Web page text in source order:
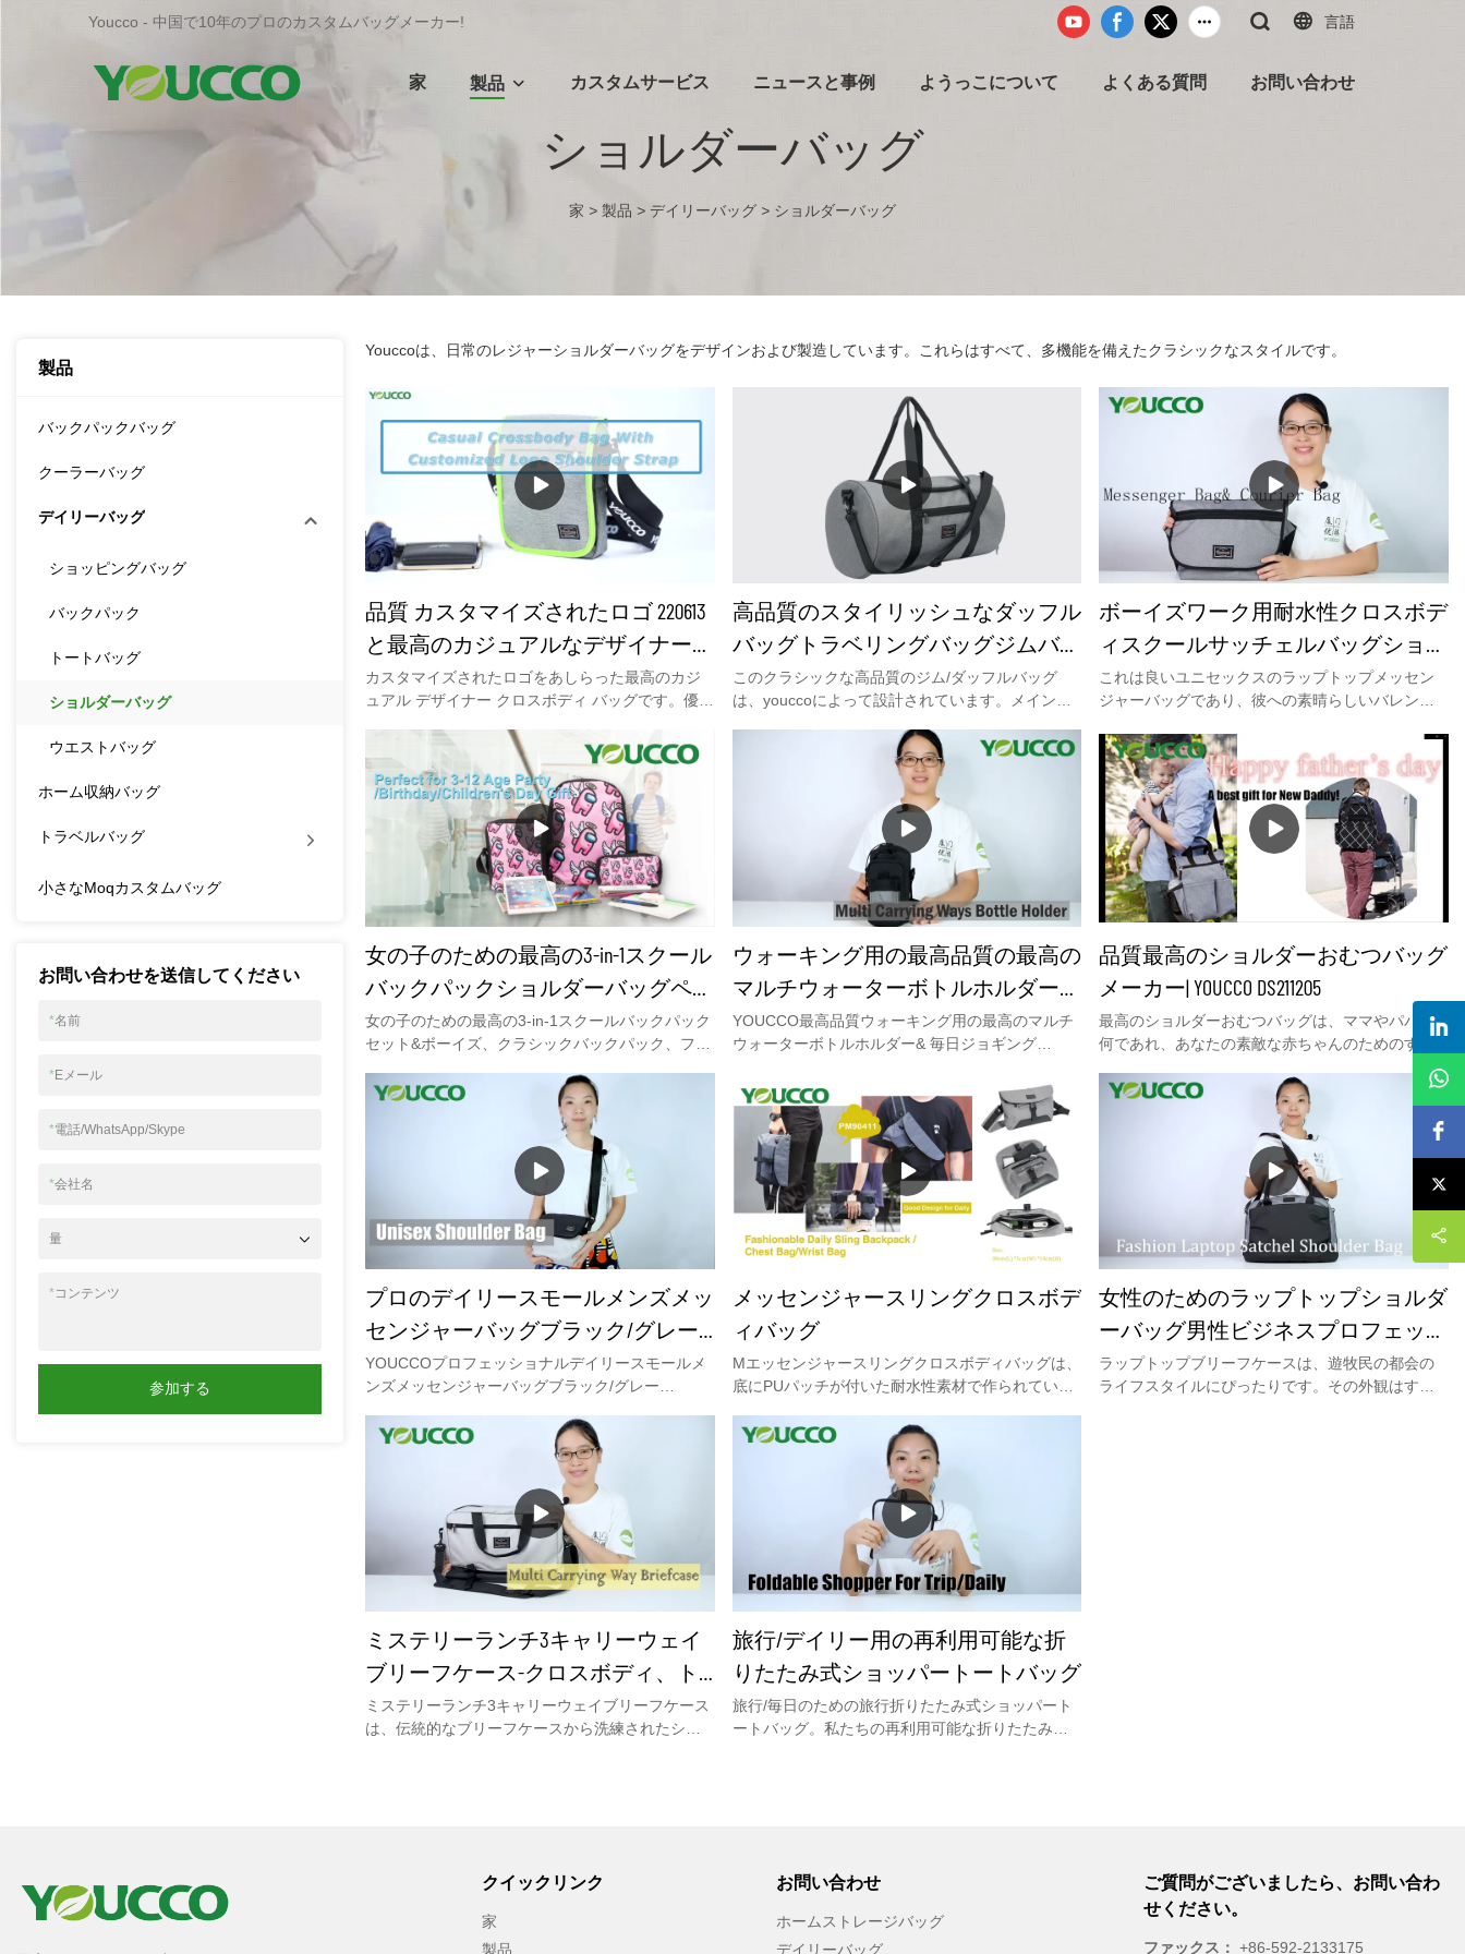
Youcco - 中国で10年のプロのカスタムバッグメーカー! 言語
家 製品 カスタムサービス ニュースと事例 ようっこについて よくある質問 お問い合わせ
ショルダーバッグ
家 > 製品 > デイリーバッグ > ショルダーバッグ
製品
バックパックバッグ
クーラーバッグ
デイリーバッグ
ショッピングバッグ
バックパック
トートバッグ
ショルダーバッグ
ウエストバッグ
ホーム収納バッグ
トラベルバッグ
小さなMoqカスタムバッグ
お問い合わせを送信してください
*名前
*Eメール
*電話/WhatsApp/Skype
*会社名
量
*コンテンツ
参加する
Youccoは、日常のレジャーショルダーバッグをデザインおよび製造しています。これらはすべて、多機能を備えたクラシックなスタイルです。
品質 カスタマイズされたロゴ 220613
と最高のカジュアルなデザイナー
クロス ボディ バッグ メーカー |
SiteLokiゆうこ
カスタマイズされたロゴをあしらった最高のカジ
ュアル デザイナー クロスボディ バッグです。優れ
で、手を解放し、胸を横切って持ち運ぶことがで
きます。調節しやすい固定ストラップのデザイン
と、YOUCCOのロゴプリントが相まって、毎日の
持ち運びに最適です。装備品の整理に役立つメイ
ンポケットとアクセサリーポケット。
高品質のスタイリッシュなダッフル
バッグトラベリングバッグジムバッ
グ靴コンパートメント卸売-Youcco
このクラシックな高品質のジム/ダッフルバッグ
は、youccoによって設計されています。メインコ
は靴用です。トートとクロスボディの肩のための2
つの持ち運び方法。毎日のジムや2〜3日の旅行に
最適です。このバッグに興味がある場合は、plsは
メールでお気軽にお問い合わせください：
bella@youcco.com またはオンラインでお問い合わ
ボーイズワーク用耐水性クロスボデ
ィスクールサッチェルバッグショル
ダーストラップ付きオフィスバッグ
PMT90901
これは良いユニセックスのラップトップメッセン
ジャーバッグであり、彼への素晴らしいバレンタ
ト、パパ、兄弟、息子、孫へのギフトでもありま
す。仕事、大学、新学期、旅行、オフィス、ビジ
ネスなどに最適です。学校のメッセンジャーバッ
グ、ビジネスラップトップバッグ、トラベルブリ
ーフケースバッグ、プロのラップトップケースな
どとして使用できます。Youccoにはまだ他のバッ
グがあります& バックパック。詳細については、
当社のWebサイトwww.youcco.comにアクセスして
女の子のための最高の3-in-1スクール
バックパックショルダーバッグペン
ケースセット&男の子
女の子のための最高の3-in-1スクールバックパック
セット&ボーイズ、クラシックバックパック、ファ
ィバッグを含む3 in 1セットのスクールバッグ。バ
ックパックセットの3-in-1キッズスクールバッグ
は、耐久性と軽量のポリエステル素材でできてお
り、学校の毎日のバックパック、学校として最適
です。屋外トラベルバッグ。女の子または男の子
のランドセル、キッズバックパック、ラップトッ
プバックパック、カジュアルトラベルデイパック
として使用できます。 Youccoにはまだ他のキッズ
スクールバックパックがあります&3in1セットラン
ドセル。詳細については、当社のWebサイト
www.youcco.comにアクセスしてください。
ウォーキング用の最高品質の最高の
マルチウォーターボトルホルダー&
毎日ジョギングPM90404ファクトリー
YOUCCO最高品質ウォーキング用の最高のマルチ
ウォーターボトルホルダー& 毎日ジョギング
トルホルダーはウォーキング用です& ジョギン
グ、このウォーターボトルボトルホルダーは実用
的でクラシックなデザインです。誰にとっても最
高のマルチキャリーウェイウォーターボトラーホ
ルダーで、軽量で調節可能なショルダーストラッ
プ、1つのジッパーポケット、ベルクロ留めの便利
な小さなポーチです。 Youccoにはまだ他のウォー
ターボトルホルダーがあります& キャリア。詳細
ください。
品質最高のショルダーおむつバッグ
メーカー| YOUCCO DS211205
最高のショルダーおむつバッグは、ママやパパが
何であれ、あなたの素敵な赤ちゃんのためのすべ
ての必需品を運ぶためにあなたが常に素晴らしい
おむつ交換バッグを必要とすることを知っていま
す、そして私たちはあなたのためにすべてを持ち
運びできるシックな交換トートバッグを作りま
す！忙しいお母さんとお父さんの生活がずっと楽
になります！必要なものをすべてこのオールイン
ワンのおむつトートバッグに入れて行くだけ！
プロのデイリースモールメンズメッ
センジャーバッグブラック/グレー
PM80923メーカー
YOUCCOプロフェッショナルデイリースモールメ
ンズメッセンジャーバッグブラック/グレー
器私たちが作る製品を超えて、youccoバッグは生
き方です。このメッセンジャーバッグは小さいで
すが、電話、鍵、財布、ペンなどを含むすべての
持ち物を収納するのに十分なスペースがありま
す。保護する防水カバー付き。このメッセンジャ
ーバッグは、無敵のスタイルと多目的機能であな
たの生活を簡素化します。詳細については、ウェ
ブサイトwww.youcco.comをご覧ください。
メッセンジャースリングクロスボデ
ィバッグ
Mエッセンジャースリングクロスボディバッグは、
底にPUパッチが付いた耐水性素材で作られていま
ンポケットが1つ、複数のポケットの内側、前面の
外側にジッパー付きポケットが1つ、ペンポケット
が2つ、ジッパー付きのバッキングポケットが1つ
です。スペシャルコーナー& PUパッチを使用した
ファッションデザイン。バッキングPPウェビング
はバッグを強化し、もう1つのハンドルは持ち運び
に便利です。お金やケッツなどのために前面にジ
ッパー付きポケットが1つ。ペン専用のポケットが
2つ。快適にするために取り外し可能なショルダー
ストラップがあります。寸法：サイズ：30L * 5W *
19H cm
女性のためのラップトップショルダ
ーバッグ男性ビジネスプロフェッシ
ョナルのためのラップトップケース
デザイン旅行通勤者とコンピュータ
ラップトップブリーフケースは、遊牧民の都会の
ライフスタイルにぴったりです。その外観はすっ
ミステリーランチ3キャリーウェイ
ブリーフケース-クロスボディ、ト
ートバッグ、またはバックパックと
して持ち運びPM 80723
ミステリーランチ3キャリーウェイブリーフケース
は、伝統的なブリーフケースから洗練されたショ
行に最適です... Youccoには、他のブリーフケー
ス、ラップトップバッグがまだあります&事例...詳
細については、当社のWebサイトwww.youcco.com
旅行/デイリー用の再利用可能な折
りたたみ式ショッパートートバッグ
旅行/毎日のための旅行折りたたみ式ショッパート
ートバッグ。私たちの再利用可能な折りたたみ式
ピングトートバッグを手に入れることができま
す。Youccoにはまだ他の折りたたみ式バッグがあ
ります。詳細については、当社のWebサイト
クイックリンク
家
製品
お問い合わせ
ホームストレージバッグ
デイリーバッグ
ご質問がございましたら、お問い合わ
せください。
ファックス：+86-592-2133175